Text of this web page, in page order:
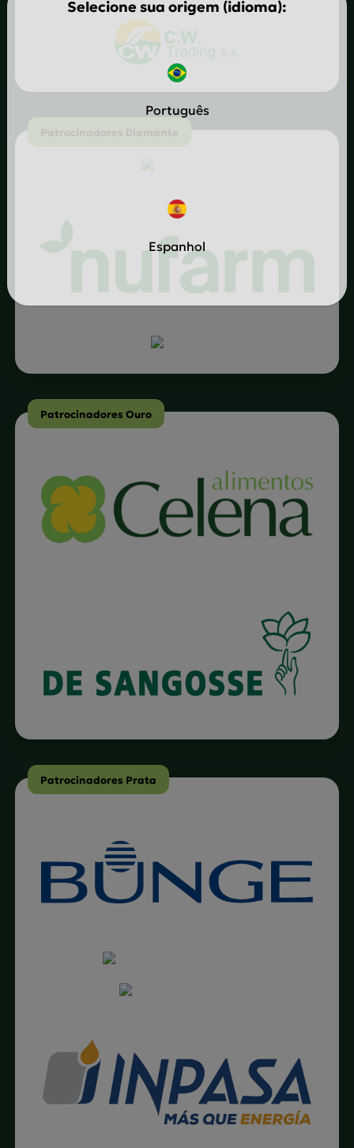
Patrocinadores Diamante
Patrocinadores Ouro
Patrocinadores Prata
Selecione sua origem (idioma):
Português
Espanhol